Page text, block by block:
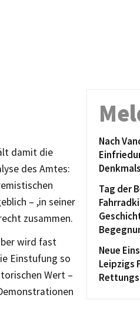
damit die
des Amtes:
– ,in seiner
zusammen.
wird fast
Einstufung so
Wert –
Nach
Tag der
Neue
Leipzigs